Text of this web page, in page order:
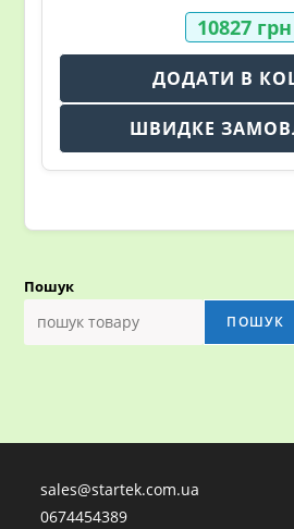
10827 грн
ДОДАТИ В
ШВИДКЕ
Пошук
ПОШУК
sales@startek.com.ua
0674454389